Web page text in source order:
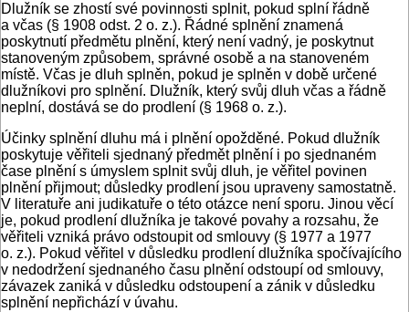
Dlužník se zhostí své povinnosti splnit, pokud splní řádně
a včas (§ 1908 odst. 2 o. z.). Řádné splnění znamená
poskytnutí předmětu plnění, který není vadný, je poskytnut
stanoveným způsobem, správné osobě a na stanoveném
místě. Včas je dluh splněn, pokud je splněn v době určené
dlužníkovi pro splnění. Dlužník, který svůj dluh včas a řádně
neplní, dostává se do prodlení (§ 1968 o. z.).
Účinky splnění dluhu má i plnění opožděné. Pokud dlužník
poskytuje věřiteli sjednaný předmět plnění i po sjednaném
čase plnění s úmyslem splnit svůj dluh, je věřitel povinen
plnění přijmout; důsledky prodlení jsou upraveny samostatně.
V literatuře ani judikatuře o této otázce není sporu. Jinou věcí
je, pokud prodlení dlužníka je takové povahy a rozsahu, že
věřiteli vzniká právo odstoupit od smlouvy (§ 1977 a 1977
o. z.). Pokud věřitel v důsledku prodlení dlužníka spočívajícího
v nedodržení sjednaného času plnění odstoupí od smlouvy,
závazek zaniká v důsledku odstoupení a zánik v důsledku
splnění nepřichází v úvahu.